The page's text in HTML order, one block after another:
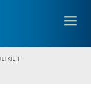
KİLİT